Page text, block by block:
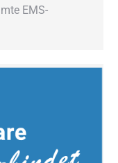
EMS-